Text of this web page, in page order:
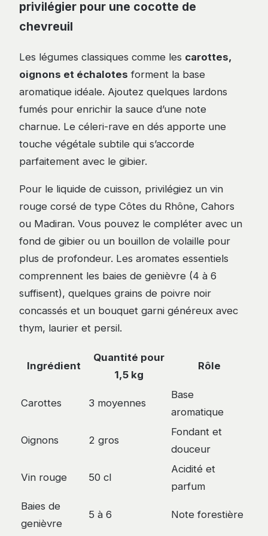
privilégier pour une cocotte de
chevreuil
Les légumes classiques comme les carottes,
oignons et échalotes forment la base
aromatique idéale. Ajoutez quelques lardons
fumés pour enrichir la sauce d’une note
charnue. Le céleri-rave en dés apporte une
touche végétale subtile qui s’accorde
parfaitement avec le gibier.
Pour le liquide de cuisson, privilégiez un vin
rouge corsé de type Côtes du Rhône, Cahors
ou Madiran. Vous pouvez le compléter avec un
fond de gibier ou un bouillon de volaille pour
plus de profondeur. Les aromates essentiels
comprennent les baies de genièvre (4 à 6
suffisent), quelques grains de poivre noir
concassés et un bouquet garni généreux avec
thym, laurier et persil.
Ingrédient
Quantité pour
1,5 kg
Rôle
Carottes 3 moyennes
Base
aromatique
Oignons 2 gros
Fondant et
douceur
Vin rouge 50 cl
Acidité et
parfum
Baies de
genièvre
5 à 6 Note forestière